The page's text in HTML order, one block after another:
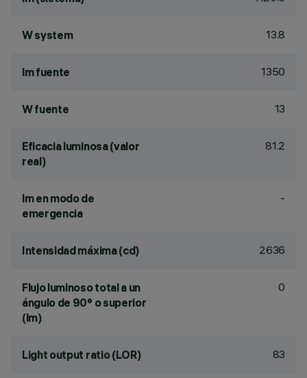
W system 13.8
lm fuente 1350
W fuente 13
Eficacia luminosa (valor
real)
81.2
lm en modo de
emergencia
-
Intensidad máxima (cd) 2636
Flujo luminoso total a un
ángulo de 90° o superior
(lm)
0
Light output ratio (LOR) 83